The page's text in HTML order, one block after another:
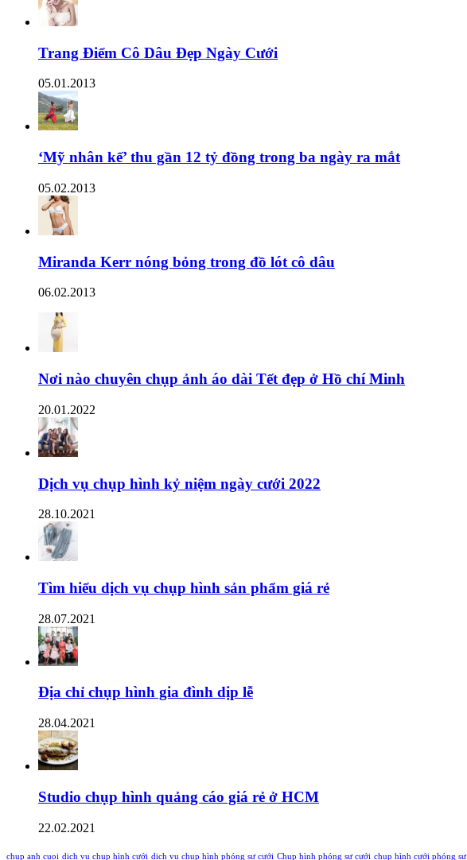
Trang Điểm Cô Dâu Đẹp Ngày Cưới
05.01.2013
‘Mỹ nhân kế’ thu gần 12 tỷ đồng trong ba ngày ra mắt
05.02.2013
Miranda Kerr nóng bỏng trong đồ lót cô dâu
06.02.2013
Nơi nào chuyên chụp ảnh áo dài Tết đẹp ở Hồ chí Minh
20.01.2022
Dịch vụ chụp hình kỷ niệm ngày cưới 2022
28.10.2021
Tìm hiểu dịch vụ chụp hình sản phẩm giá rẻ
28.07.2021
Địa chỉ chụp hình gia đình dịp lễ
28.04.2021
Studio chụp hình quảng cáo giá rẻ ở HCM
22.02.2021
chup anh cuoi dịch vụ chụp hình cưới dịch vụ chụp hình phóng sự cưới Chụp hình phóng sự cưới chụp hình cưới phóng sự